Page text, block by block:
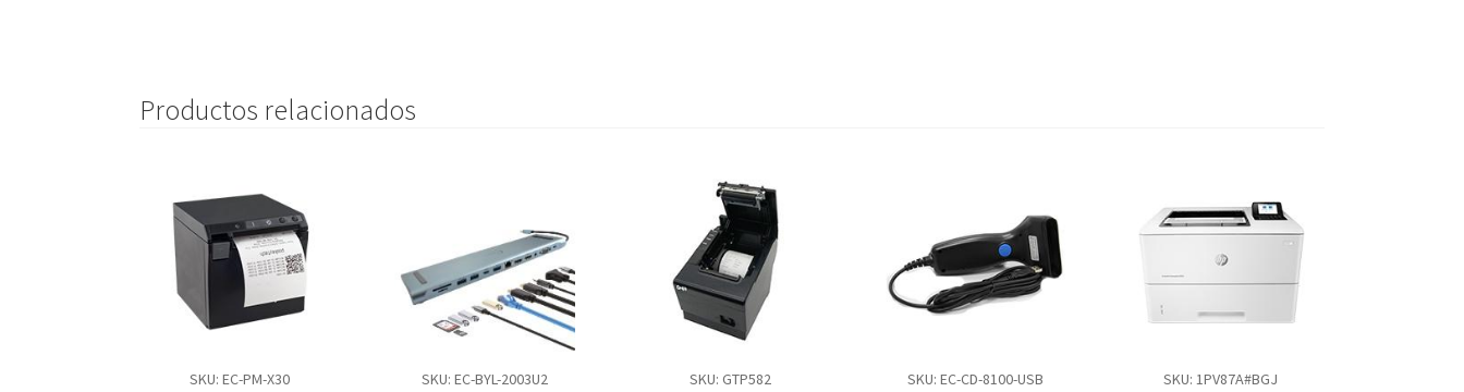
Productos relacionados
SKU: EC-PM-X30
SKU: EC-BYL-2003U2
SKU: GTP582
SKU: EC-CD-8100-USB
SKU: 1PV87A#BGJ